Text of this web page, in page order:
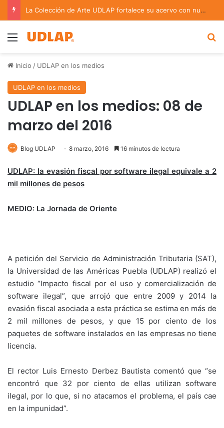
La Colección de Arte UDLAP fortalece su acervo con nuevas obras de artistas emergentes y consolidados
Menu
Inicio / UDLAP en los medios
UDLAP en los medios
UDLAP en los medios: 08 de
marzo del 2016
Blog UDLAP 8 marzo, 2016 16 minutos de lectura
UDLAP: la evasión fiscal por software ilegal equivale a 2
mil millones de pesos
MEDIO: La Jornada de Oriente
A petición del Servicio de Administración Tributaria (SAT),
la Universidad de las Américas Puebla (UDLAP) realizó el
estudio “Impacto fiscal por el uso y comercialización de
software ilegal”, que arrojó que entre 2009 y 2014 la
evasión fiscal asociada a esta práctica se estima en más de
2 mil millones de pesos, y que 15 por ciento de los
paquetes de software instalados en las empresas no tiene
licencia.
El rector Luis Ernesto Derbez Bautista comentó que “se
encontró que 32 por ciento de ellas utilizan software
ilegal, por lo que, si no atacamos el problema, el país cae
en la impunidad”.